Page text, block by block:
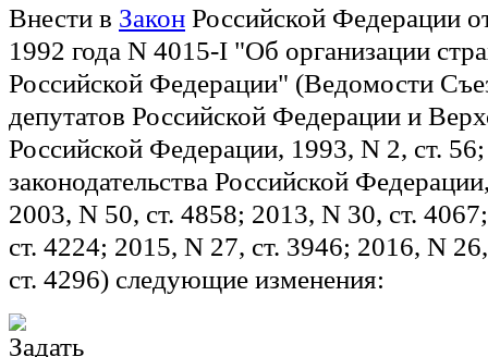
Внести в Закон Российской Федерации
1992 года N 4015-I "Об организации
Российской Федерации" (Ведомости
депутатов Российской Федерации и
Российской Федерации, 1993, N 2, ст.
законодательства Российской
2003, N 50, ст. 4858; 2013, N 30, ст.
ст. 4224; 2015, N 27, ст. 3946; 2016, N
ст. 4296) следующие изменения: